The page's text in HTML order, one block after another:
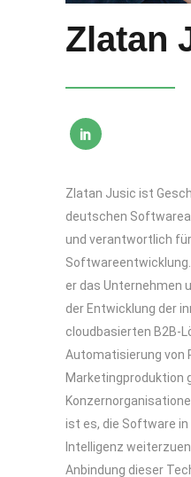
Zlatan
Zlatan Jusic ist
deutschen
und verantwortlich
er das Unternehmen
der Entwicklung der
cloudbasierten B2B-
Automatisierung von
Marketingproduktion
ist es, die Software
Intelligenz
Anbindung dieser